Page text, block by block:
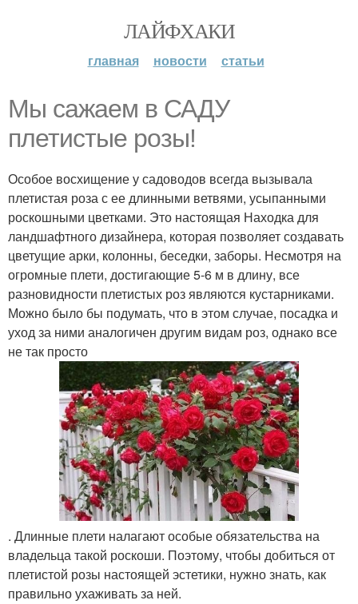
ЛАЙФХАКИ
главная новости статьи
Мы сажаем в САДУ
плетистые розы!
Особое восхищение у садоводов всегда вызывала
плетистая роза с ее длинными ветвями, усыпанными
роскошными цветками. Это настоящая Находка для
ландшафтного дизайнера, которая позволяет создавать
цветущие арки, колонны, беседки, заборы. Несмотря на
огромные плети, достигающие 5-6 м в длину, все
разновидности плетистых роз являются кустарниками.
Можно было бы подумать, что в этом случае, посадка и
уход за ними аналогичен другим видам роз, однако все
не так просто
. Длинные плети налагают особые обязательства на
владельца такой роскоши. Поэтому, чтобы добиться от
плетистой розы настоящей эстетики, нужно знать, как
правильно ухаживать за ней.